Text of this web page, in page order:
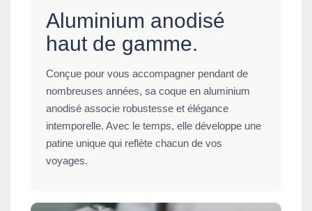
Aluminium anodisé
haut de gamme.
Conçue pour vous accompagner pendant de
nombreuses années, sa coque en aluminium
anodisé associe robustesse et élégance
intemporelle. Avec le temps, elle développe une
patine unique qui reflète chacun de vos
voyages.